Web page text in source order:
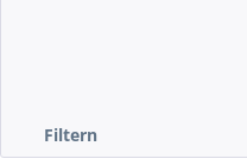
Filtern